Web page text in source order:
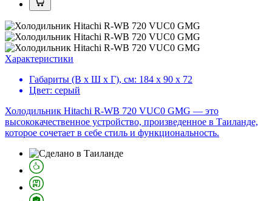
Характеристики
Габариты (В х Ш х Г), см: 184 х 90 х 72
Цвет: серый
Холодильник Hitachi R-WB 720 VUC0 GMG — это
высококачественное устройство, произведенное в Таиланде,
которое сочетает в себе стиль и функциональность.